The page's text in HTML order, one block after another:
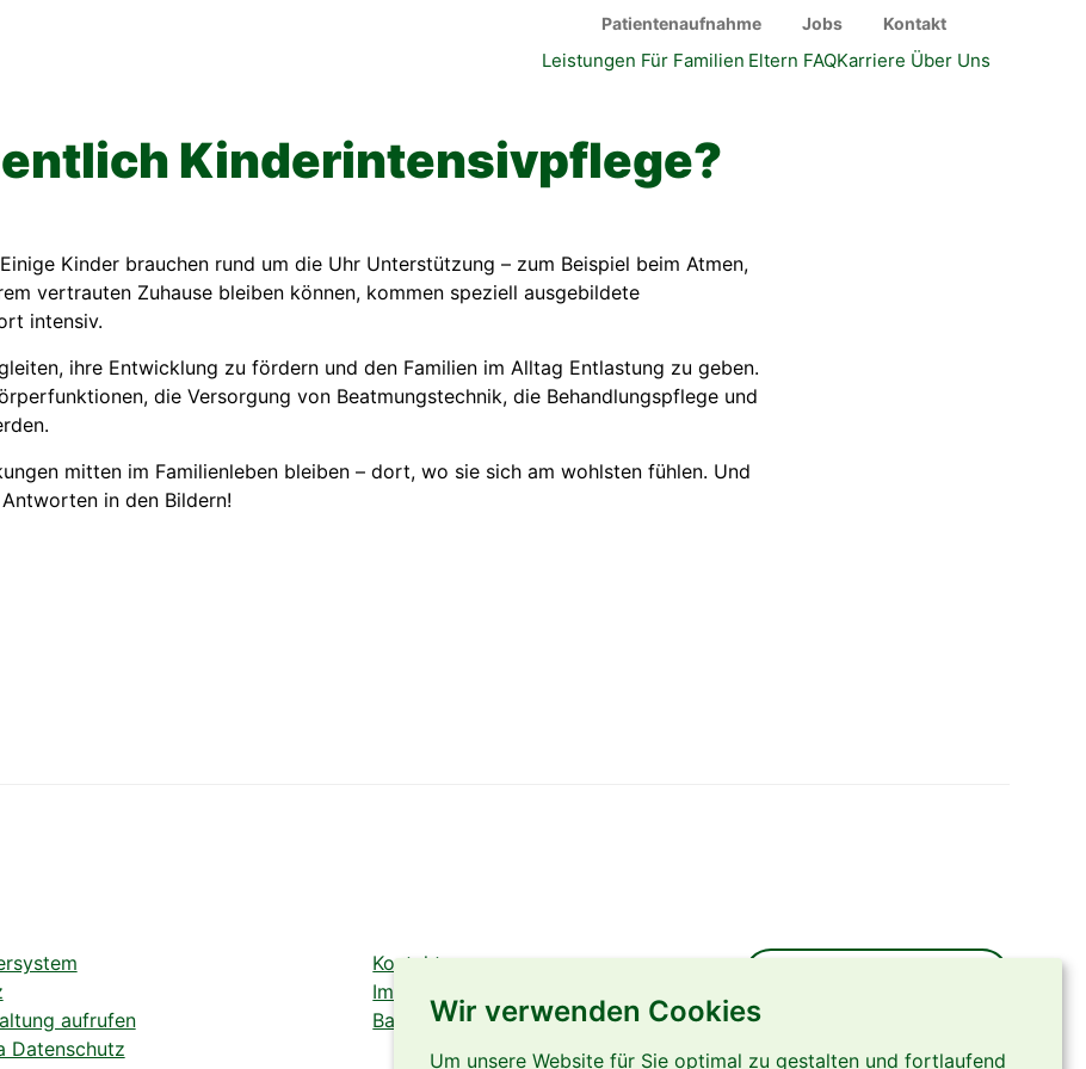
Patientenaufnahme Jobs Kontakt
Leistungen Für Familien Eltern FAQKarriere Über Uns
Kinderintensivpflege?
Kinder brauchen rund um die Uhr Unterstützung – zum Beispiel beim Atmen,
vertrauten Zuhause bleiben können, kommen speziell ausgebildete
intensiv.
ihre Entwicklung zu fördern und den Familien im Alltag Entlastung zu geben.
die Versorgung von Beatmungstechnik, die Behandlungspflege und
mitten im Familienleben bleiben – dort, wo sie sich am wohlsten fühlen. Und
in den Bildern!
aufrufen
Datenschutz
Kontakt
Impressum
Barrierefreiheit
Wir verwenden Cookies
Um unsere Website für Sie optimal zu gestalten und fortlaufend